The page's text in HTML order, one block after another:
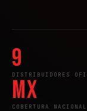
9
DISTRIBUIDORES
MX
COBERTURA NACIONAL